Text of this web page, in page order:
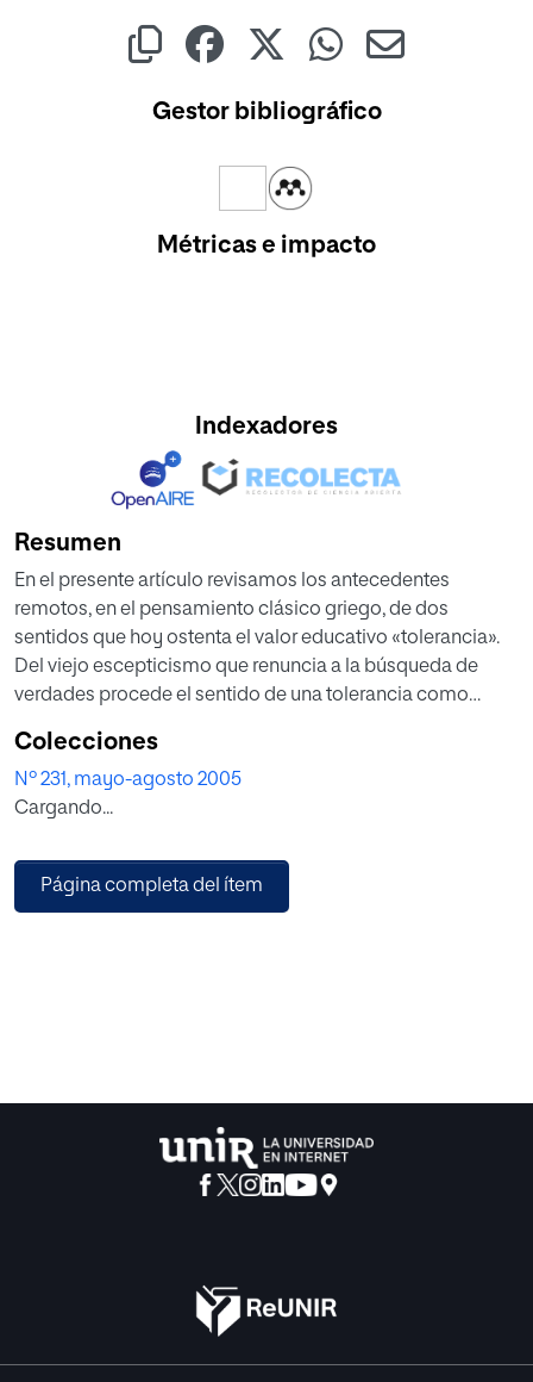
Gestor bibliográfico
Métricas e impacto
Indexadores
Resumen
En el presente artículo revisamos los antecedentes
remotos, en el pensamiento clásico griego, de dos
sentidos que hoy ostenta el valor educativo «tolerancia».
Del viejo escepticismo que renuncia a la búsqueda de
verdades procede el sentido de una tolerancia como
el pensamiento y la forma de vida postmodernos.
La línea socrática, en cambio, implica una tolerancia como
verdad a la que todos juntos podemos acercarnos. Para
concluir, defendemos la necesidad de enlazar con esta
Colecciones
Nº 231, mayo-agosto 2005
Cargando...
Página completa del ítem